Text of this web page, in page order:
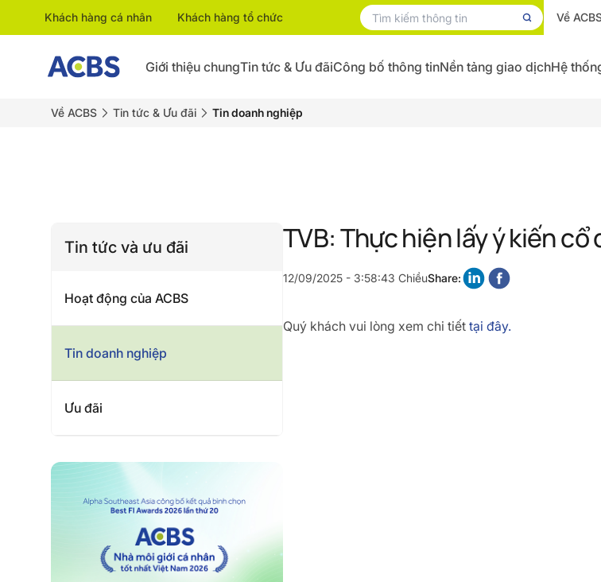
Khách hàng cá nhân Khách hàng tổ chức Về
Giới thiệu chungTin tức & Ưu đãiCông bố thông tinNền tảng giao dịchHệ
Về ACBS Tin tức & Ưu đãi Tin doanh nghiệp
Tin tức và ưu đãi
Hoạt động của ACBS
Tin doanh nghiệp
Ưu đãi
TVB: Thực hiện lấy ý kiến
12/09/2025 - 3:58:43 ChiềuShare:
Quý khách vui lòng xem chi tiết tại đây.